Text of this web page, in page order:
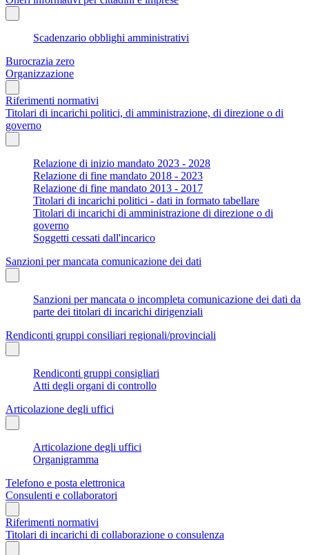
Scadenzario obblighi amministrativi
Burocrazia zero
Organizzazione
Riferimenti normativi
Titolari di incarichi politici, di amministrazione, di direzione o di
governo
Relazione di inizio mandato 2023 - 2028
Relazione di fine mandato 2018 - 2023
Relazione di fine mandato 2013 - 2017
Titolari di incarichi politici - dati in formato tabellare
Titolari di incarichi di amministrazione di direzione o di
governo
Soggetti cessati dall'incarico
Sanzioni per mancata comunicazione dei dati
Sanzioni per mancata o incompleta comunicazione dei dati da
parte dei titolari di incarichi dirigenziali
Rendiconti gruppi consiliari regionali/provinciali
Rendiconti gruppi consigliari
Atti degli organi di controllo
Articolazione degli uffici
Articolazione degli uffici
Organigramma
Telefono e posta elettronica
Consulenti e collaboratori
Riferimenti normativi
Titolari di incarichi di collaborazione o consulenza